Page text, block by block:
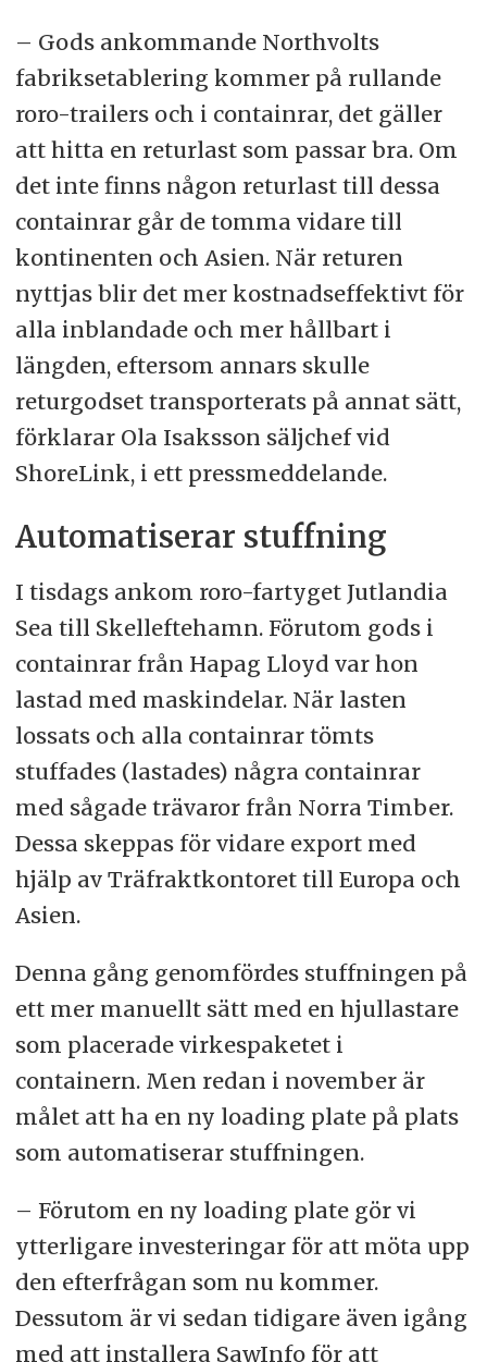
– Gods ankommande Northvolts
fabriksetablering kommer på rullande
roro-trailers och i containrar, det gäller
att hitta en returlast som passar bra. Om
det inte finns någon returlast till dessa
containrar går de tomma vidare till
kontinenten och Asien. När returen
nyttjas blir det mer kostnadseffektivt för
alla inblandade och mer hållbart i
längden, eftersom annars skulle
returgodset transporterats på annat sätt,
förklarar Ola Isaksson säljchef vid
ShoreLink, i ett pressmeddelande.
Automatiserar stuffning
I tisdags ankom roro-fartyget Jutlandia
Sea till Skelleftehamn. Förutom gods i
containrar från Hapag Lloyd var hon
lastad med maskindelar. När lasten
lossats och alla containrar tömts
stuffades (lastades) några containrar
med sågade trävaror från Norra Timber.
Dessa skeppas för vidare export med
hjälp av Träfraktkontoret till Europa och
Asien.
Denna gång genomfördes stuffningen på
ett mer manuellt sätt med en hjullastare
som placerade virkespaketet i
containern. Men redan i november är
målet att ha en ny loading plate på plats
som automatiserar stuffningen.
– Förutom en ny loading plate gör vi
ytterligare investeringar för att möta upp
den efterfrågan som nu kommer.
Dessutom är vi sedan tidigare även igång
med att installera SawInfo för att